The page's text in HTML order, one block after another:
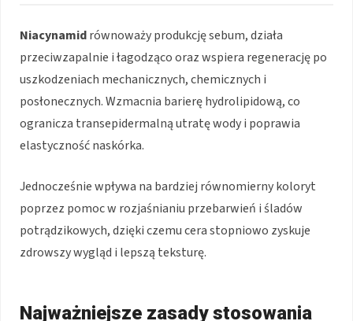
Niacynamidrównoważy produkcję sebum, działa
przeciwzapalnie i łagodząco oraz wspiera regenerację po
uszkodzeniach mechanicznych, chemicznych i
posłonecznych. Wzmacnia barierę hydrolipidową, co
ogranicza transepidermalną utratę wody i poprawia
elastyczność naskórka.
Jednocześnie wpływa na bardziej równomierny koloryt
poprzez pomoc w rozjaśnianiu przebarwień i śladów
potrądzikowych, dzięki czemu cera stopniowo zyskuje
zdrowszy wygląd i lepszą teksturę.
Najważniejsze zasady stosowania